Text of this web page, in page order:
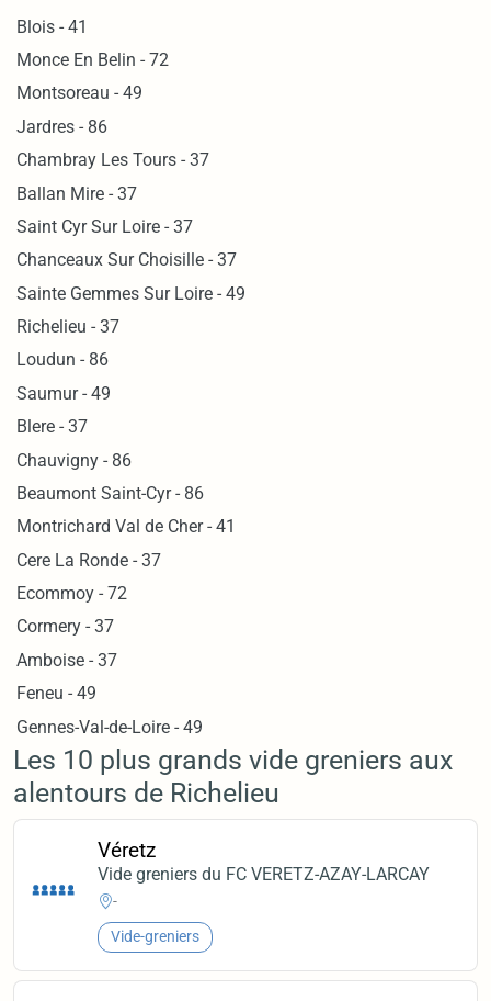
Blois - 41
Monce En Belin - 72
Montsoreau - 49
Jardres - 86
Chambray Les Tours - 37
Ballan Mire - 37
Saint Cyr Sur Loire - 37
Chanceaux Sur Choisille - 37
Sainte Gemmes Sur Loire - 49
Richelieu - 37
Loudun - 86
Saumur - 49
Blere - 37
Chauvigny - 86
Beaumont Saint-Cyr - 86
Montrichard Val de Cher - 41
Cere La Ronde - 37
Ecommoy - 72
Cormery - 37
Amboise - 37
Feneu - 49
Gennes-Val-de-Loire - 49
Les 10 plus grands vide greniers aux
alentours de Richelieu
Véretz
Vide greniers du FC VERETZ-AZAY-LARCAY
-
Vide-greniers